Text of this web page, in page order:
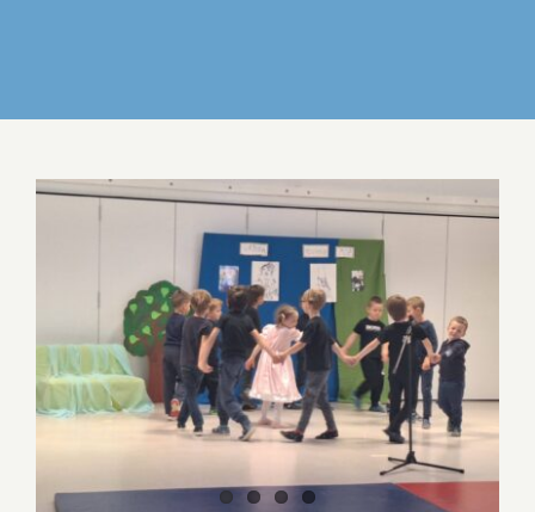
KONTAKT
LEPO DOPOLDNE V VRTCU RIBNIK OB
PREDSTAVI POVODNI MOŽ